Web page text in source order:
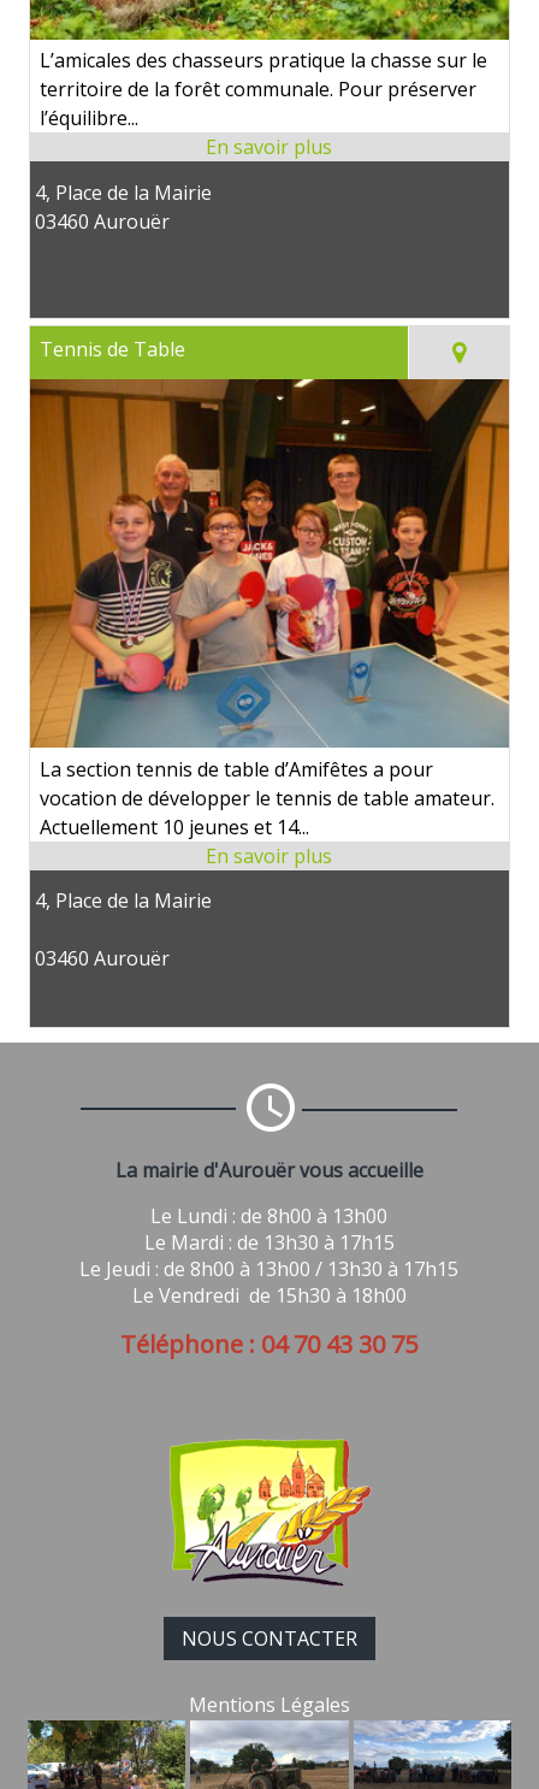
L’amicales des chasseurs pratique la chasse sur le
territoire de la forêt communale. Pour préserver
l’équilibre...
4, Place de la Mairie
03460 Aurouër
Tennis de Table
La section tennis de table d’Amifêtes a pour
vocation de développer le tennis de table amateur.
Actuellement 10 jeunes et 14...
4, Place de la Mairie
03460 Aurouër
La mairie d'Aurouër vous accueille
Le Lundi : de 8h00 à 13h00
Le Mardi : de 13h30 à 17h15
Le Jeudi : de 8h00 à 13h00 / 13h30 à 17h15
Le Vendredi de 15h30 à 18h00
Téléphone : 04 70 43 30 75
NOUS CONTACTER
Mentions Légales